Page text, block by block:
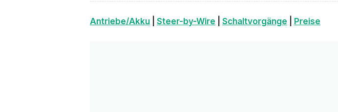
Antriebe/Akku Steer-by-Wire Schaltvorgänge Preise